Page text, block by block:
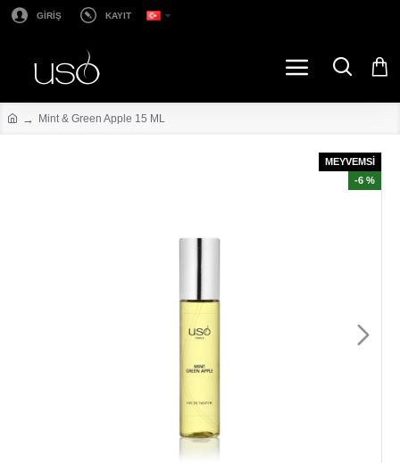
GİRİŞ KAYIT
Mint & Green Apple 15 ML
MEYVEMSİ
-6 %